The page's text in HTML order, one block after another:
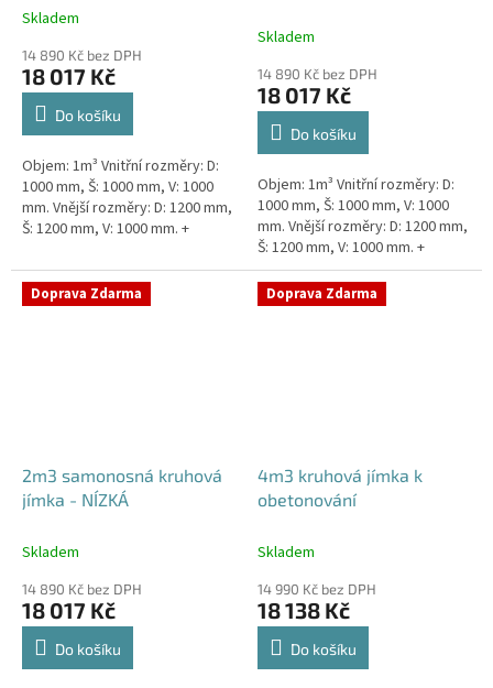
Průměrné
produktu
je
4,5
hvězdiček.
Skladem
14 890 Kč bez DPH
18 017 Kč
Do košíku
Objem: 1m³ Vnitřní rozměry: D:
1000 mm, Š: 1000 mm, V: 1000
mm. Vnější rozměry: D: 1200 mm,
Š: 1200 mm, V: 1000 mm. +
bez potřeby obetonování....
Skladem
14 890 Kč bez DPH
18 017 Kč
Do košíku
Objem: 1m³ Vnitřní rozměry: D:
1000 mm, Š: 1000 mm, V: 1000
mm. Vnější rozměry: D: 1200 mm,
Š: 1200 mm, V: 1000 mm. +
komínek Snížené provedení s
výškou těla pouhý 1m!...
Doprava Zdarma
2m3 samonosná kruhová
jímka - NÍZKÁ
Skladem
14 890 Kč bez DPH
18 017 Kč
Do košíku
Doprava Zdarma
4m3 kruhová jímka k
obetonování
Skladem
14 990 Kč bez DPH
18 138 Kč
Do košíku